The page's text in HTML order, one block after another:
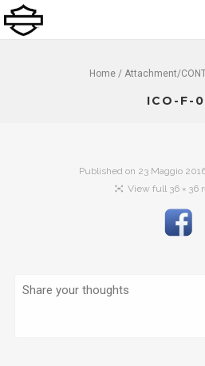
Abbigliamento e Accessori
Dolomiti Chapter
Home/ Attachment/
ICO-F-
Published on 23 Maggio
View full 36 × 36